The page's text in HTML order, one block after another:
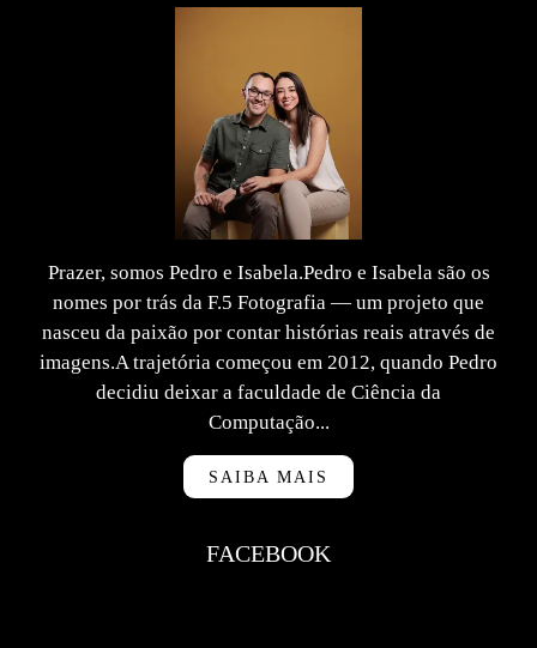
Prazer, somos Pedro e Isabela.Pedro e Isabela são os
nomes por trás da F.5 Fotografia — um projeto que
nasceu da paixão por contar histórias reais através de
imagens.A trajetória começou em 2012, quando Pedro
decidiu deixar a faculdade de Ciência da
Computação...
SAIBA MAIS
FACEBOOK